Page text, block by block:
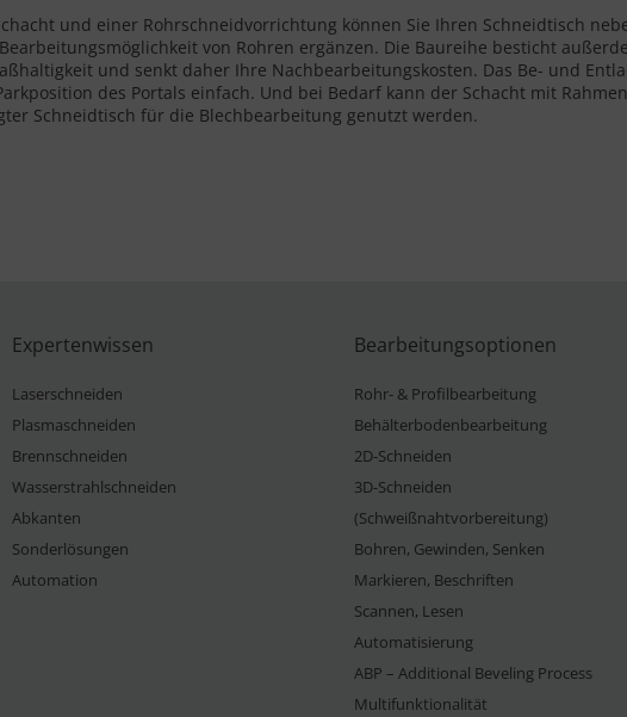
und einer Rohrschneidvorrichtung können Sie Ihren Schneidtisch
von Rohren ergänzen. Die Baureihe besticht
und senkt daher Ihre Nachbearbeitungskosten. Das Be- und
des Portals einfach. Und bei Bedarf kann der Schacht mit
Schneidtisch für die Blechbearbeitung genutzt werden.
Expertenwissen
Laserschneiden
Plasmaschneiden
Brennschneiden
Wasserstrahlschneiden
Abkanten
Sonderlösungen
Automation
Bearbeitungsoptionen
Rohr- & Profilbearbeitung
Behälterbodenbearbeitung
2D-Schneiden
3D-Schneiden
(Schweißnahtvorbereitung)
Bohren, Gewinden, Senken
Markieren, Beschriften
Scannen, Lesen
Automatisierung
ABP – Additional Beveling Process
Multifunktionalität